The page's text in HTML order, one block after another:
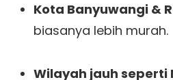
Kota Banyuwangi &
biasanya lebih murah.
Wilayah jauh seperti